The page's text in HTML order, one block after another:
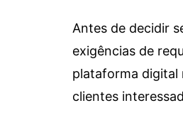
Antes de decidir
exigências de
plataforma digital
clientes